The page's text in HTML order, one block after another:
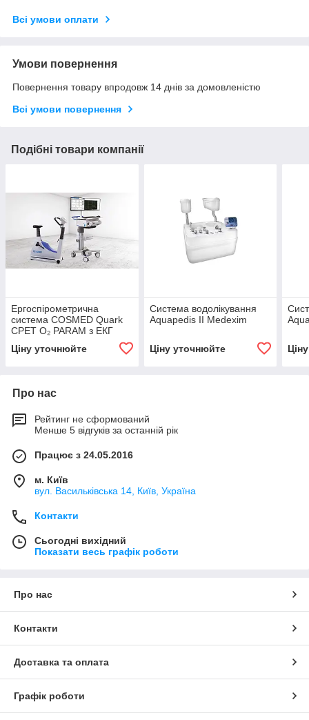
Всі умови оплати
Умови повернення
Повернення товару впродовж 14 днів за домовленістю
Всі умови повернення
Подібні товари компанії
Ергоспірометрична
система COSMED Quark
CPET O₂ PARAM з ЕКГ
ergoselect 4M
Ціну уточнюйте
Система водолікування
Aquapedis II Medexim
Ціну уточнюйте
Про нас
Рейтинг не сформований
Менше 5 відгуків за останній рік
Працює з 24.05.2016
м. Київ
вул. Васильківська 14, Київ, Україна
Контакти
Сьогодні вихідний
Показати весь графік роботи
Про нас
Контакти
Доставка та оплата
Графік роботи